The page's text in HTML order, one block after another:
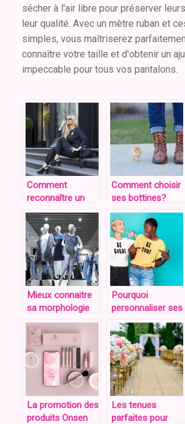
sécher à l'air libre pour préserver
leur qualité. Avec un mètre ruban et
simples, vous maîtriserez
connaître votre taille et d'obtenir un
impeccable pour tous vos pantalons.
Comment
reconnaître un
véritable fan de
shopping?
Comment choisir
ses bottines?
Mieux connaitre
sa morphologie
pour un shopping
idéal!
Pourquoi
personnaliser ses
T-shirts ?
La promotion des
produits Onsen
Les tenues
parfaites pour